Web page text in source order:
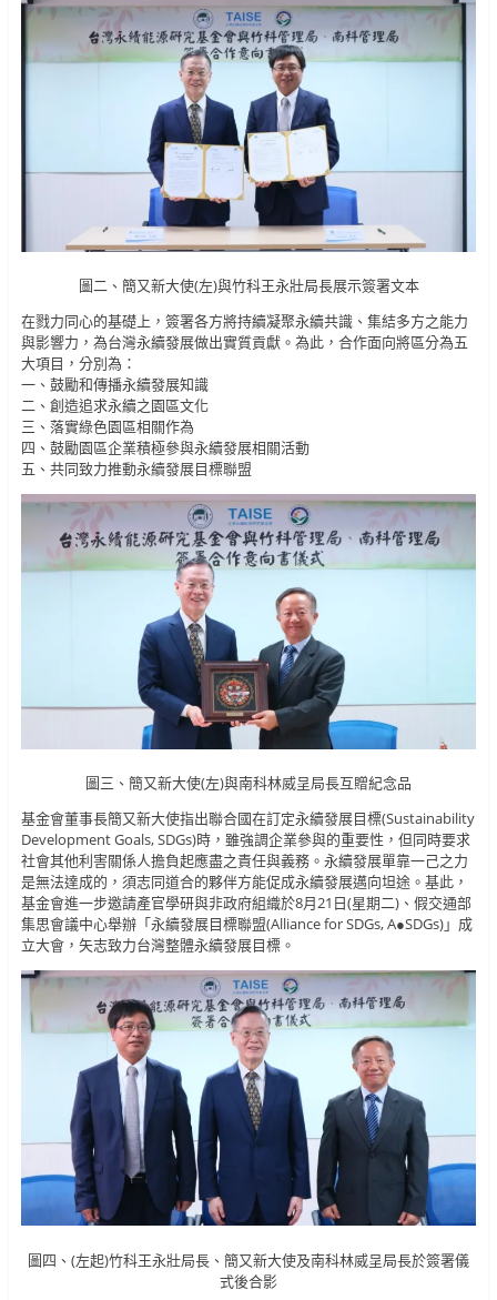
圖二、簡又新大使(左)與竹科王永壯局長展示簽署文本
在戮力同心的基礎上，簽署各方將持續凝聚永續共識、集結多方之能力
與影響力，為台灣永續發展做出實質貢獻。為此，合作面向將區分為五
大項目，分別為：
一、鼓勵和傳播永續發展知識
二、創造追求永續之園區文化
三、落實綠色園區相關作為
四、鼓勵園區企業積極參與永續發展相關活動
五、共同致力推動永續發展目標聯盟
圖三、簡又新大使(左)與南科林威呈局長互贈紀念品
基金會董事長簡又新大使指出聯合國在訂定永續發展目標(Sustainability
Development Goals, SDGs)時，雖強調企業參與的重要性，但同時要求
社會其他利害關係人擔負起應盡之責任與義務。永續發展單靠一己之力
是無法達成的，須志同道合的夥伴方能促成永續發展邁向坦途。基此，
基金會進一步邀請產官學研與非政府組織於8月21日(星期二)、假交通部
集思會議中心舉辦「永續發展目標聯盟(Alliance for SDGs, A●SDGs)」成
立大會，矢志致力台灣整體永續發展目標。
圖四、(左起)竹科王永壯局長、簡又新大使及南科林威呈局長於簽署儀
式後合影